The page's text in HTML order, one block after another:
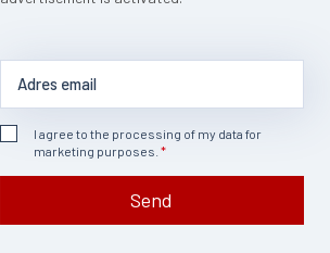
I agree to the processing of my data for
marketing purposes.
Send